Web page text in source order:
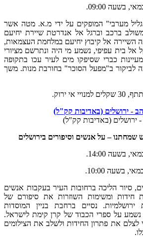
מערבי" המופקים על ידי מ.א. מטה אשר
ברכב וברגל אל אנדרטת שיירת יחיעם
השיירה אל קיבוץ יחיעם במלחמת העצמאות,
אל בית עפיפי, נשמע מי היה ונתרשם מציורי
כברי שסיפקו מים לעיר עכו בתקופה
לביקור ב"מפעל הסוכר" בחורבת מנות. משך
- ירושלים (באדיבות קק"ל)
– על אנשים וסיפורים בירושלים
סיור הליכה ברחובות העיר בעקבות אנשים
חידות ומשימות השוזרות את סיפורם של
ירושלמיות. נסיים ברחבת בניין המוסדות
נשמע על ספרי הכבוד של קרן קימת לישראל.
לצלם את פתרון החידות ולשלב את הצילומים